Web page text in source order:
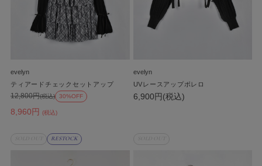
evelyn
ティアードチェックセットアップ
8,960円 (税込)
12,800円(税込) 30%OFF
evelyn
UVレースアップボレロ
6,900円(税込)
RESTOCK